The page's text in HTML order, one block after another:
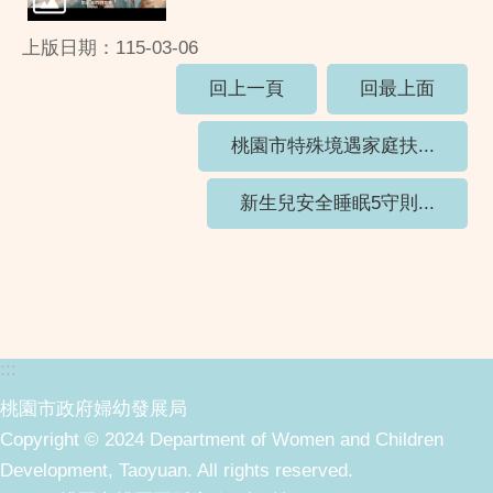
上版日期：115-03-06
回上一頁
回最上面
桃園市特殊境遇家庭扶...
新生兒安全睡眠5守則...
:::
桃園市政府婦幼發展局
Copyright © 2024 Department of Women and Children
Development, Taoyuan. All rights reserved.